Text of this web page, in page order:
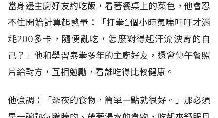
當身邊主廚好友約吃飯，看著餐桌上的菜色，他會忍
不住開始計算起熱量：「打拳1個小時氣喘吁吁才消
耗200多卡，隨便亂吃，怎麼對得起汗流浹背的自
己？」他和學習泰拳多年的主廚好友，還會傳午餐照
片給對方，互相勉勵，看誰吃得比較健康。
他強調：「深夜的食物，簡單一點就很好。」那必須